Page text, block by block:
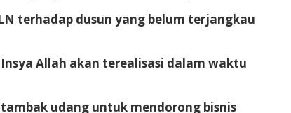
terhadap dusun yang belum terjangkau
Allah akan terealisasi dalam waktu
udang untuk mendorong bisnis